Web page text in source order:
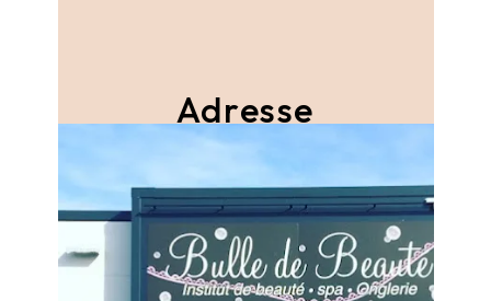
Adresse
49400 Distre